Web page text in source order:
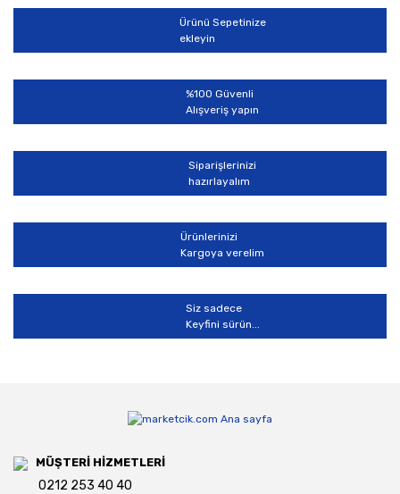
Ürün açıklamasında eksik bilgiler bulunuyor.
Ürün bilgilerinde hatalar bulunuyor.
Ürün fiyatı diğer sitelerden daha pahalı.
Bu ürüne benzer farklı alternatifler olmalı.
Gönder
Ürünü Sepetinize
ekleyin
%100 Güvenli
Alışveriş yapın
Siparişlerinizi
hazırlayalım
Ürünlerinizi
Kargoya verelim
Siz sadece
Keyfini sürün...
MÜŞTERİ HİZMETLERİ
0212 253 40 40